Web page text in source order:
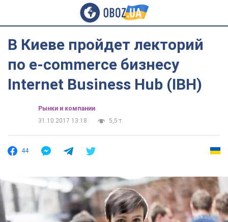
В Киеве пройдет лекторий
по e-commerce бизнесу
Internet Business Hub (IBH)
Рынки и компании
31.10.2017 13:18
5,5 т.
44